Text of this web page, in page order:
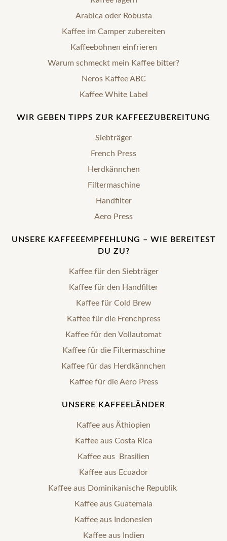
Arabica oder Robusta
Kaffee im Camper zubereiten
Kaffeebohnen einfrieren
Warum schmeckt mein Kaffee bitter?
Neros Kaffee ABC
Kaffee White Label
WIR GEBEN TIPPS ZUR KAFFEEZUBEREITUNG
Siebträger
French Press
Herdkännchen
Filtermaschine
Handfilter
Aero Press
UNSERE KAFFEEEMPFEHLUNG – WIE BEREITEST
DU ZU?
Kaffee für den Siebträger
Kaffee für den Handfilter
Kaffee für Cold Brew
Kaffee für die Frenchpress
Kaffee für den Vollautomat
Kaffee für die Filtermaschine
Kaffee für das Herdkännchen
Kaffee für die Aero Press
UNSERE KAFFEELÄNDER
Kaffee aus Äthiopien
Kaffee aus Costa Rica
Kaffee aus Brasilien
Kaffee aus Ecuador
Kaffee aus Dominikanische Republik
Kaffee aus Guatemala
Kaffee aus Indonesien
Kaffee aus Indien